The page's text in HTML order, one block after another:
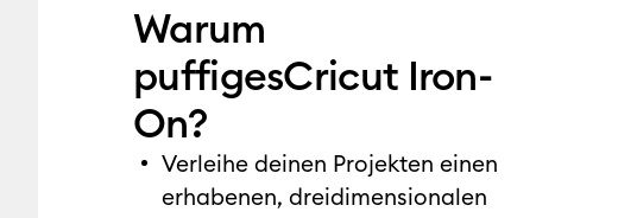
Warum
puffigesCricut Iron-
On?
Verleihe deinen Projekten einen
erhabenen, dreidimensionalen